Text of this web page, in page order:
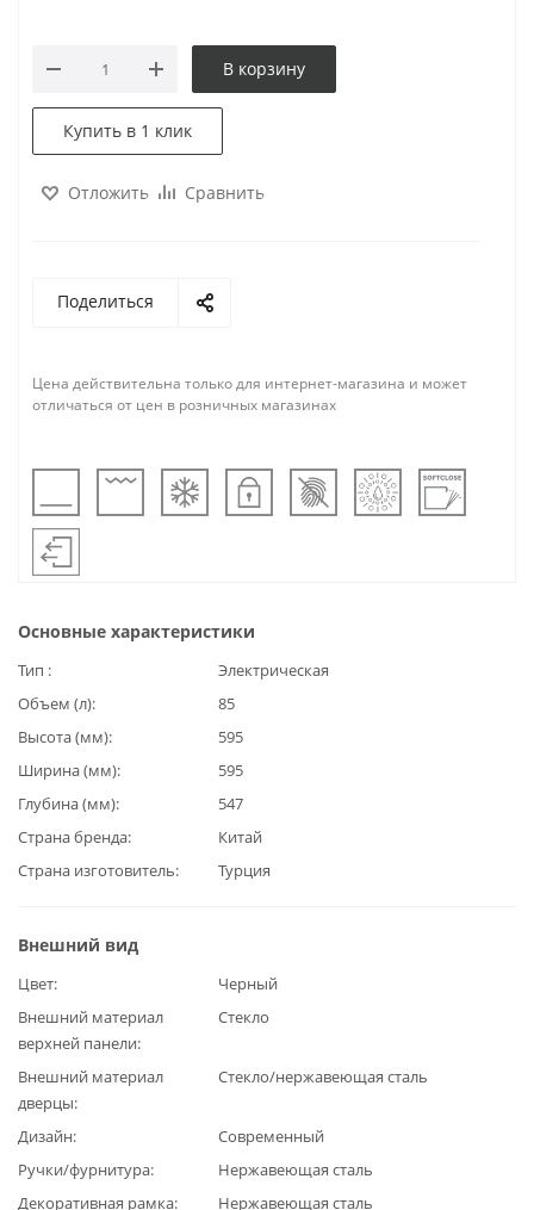
В корзину
Купить в 1 клик
Отложить Сравнить
Поделиться
Цена действительна только для интернет-магазина и может
отличаться от цен в розничных магазинах
Основные характеристики
Тип
Электрическая
Объем (л)
85
Высота (мм)
595
Ширина (мм)
595
Глубина (мм)
547
Страна бренда
Китай
Страна изготовитель
Турция
Внешний вид
Цвет
Черный
Внешний материал
верхней панели
Стекло
Внешний материал
дверцы
Стекло/нержавеющая сталь
Дизайн
Современный
Ручки/фурнитура
Нержавеющая сталь
Декоративная рамка
Нержавеющая сталь